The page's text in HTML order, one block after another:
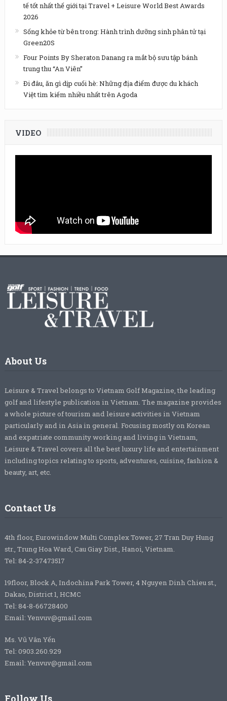
tế tốt nhất thế giới tại Travel + Leisure World Best Awards
2026
Sống khỏe từ bên trong: Hành trình dưỡng sinh phân tử tại
Green20S
Four Points By Sheraton Danang ra mắt bộ sưu tập bánh
trung thu “An Viên”
Đi đâu, ăn gì dịp cuối hè: Những địa điểm được du khách
Việt tìm kiếm nhiều nhất trên Agoda
VIDEO
About Us
Leisure & Travel belongs to Vietnam Golf Magazine, the leading
golf and lifestyle publication in Vietnam. The magazine provides
a whole picture of tourism and leisure activities in Vietnam
particularly and in Asia in general. Focusing mostly on Korean
and expatriate community working and living in Vietnam,
Leisure & Travel covers all the best luxury life and entertainment
including topics relating to sports, adventures, cuisine, fashion &
beauty, art, etc.
Contact Us
4th floor, Eurowindow Multi Complex Tower, 27 Tran Duy Hung
str., Trung Hoa Ward, Cau Giay Dist., Hanoi, Vietnam.
Tel: 84-2-37473517
19floor, Block A, Indochina Park Tower, 4 Nguyen Dinh Chieu st.,
Dakao, District 1, HCMC
Tel: 84-8-66728400
Email: Yenvuv@gmail.com
Ms. Vũ Vân Yến
Tel: 0903.260.929
Email: Yenvuv@gmail.com
Follow Us